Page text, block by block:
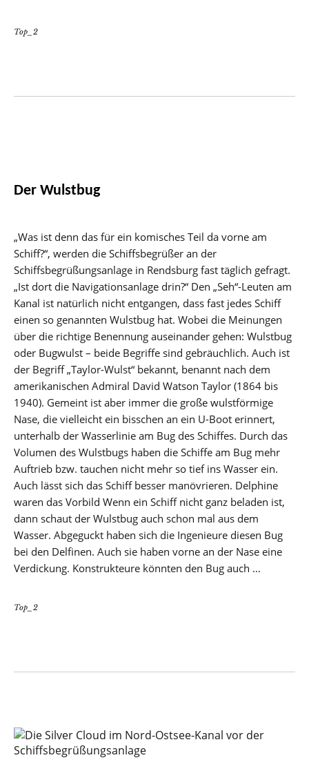
Top_2
Der Wulstbug
„Was ist denn das für ein komisches Teil da vorne am
Schiff?“, werden die Schiffsbegrüßer an der
Schiffsbegrüßungsanlage in Rendsburg fast täglich gefragt.
„Ist dort die Navigationsanlage drin?“ Den „Seh“-Leuten am
Kanal ist natürlich nicht entgangen, dass fast jedes Schiff
einen so genannten Wulstbug hat. Wobei die Meinungen
über die richtige Benennung auseinander gehen: Wulstbug
oder Bugwulst – beide Begriffe sind gebräuchlich. Auch ist
der Begriff „Taylor-Wulst“ bekannt, benannt nach dem
amerikanischen Admiral David Watson Taylor (1864 bis
1940). Gemeint ist aber immer die große wulstförmige
Nase, die vielleicht ein bisschen an ein U-Boot erinnert,
unterhalb der Wasserlinie am Bug des Schiffes. Durch das
Volumen des Wulstbugs haben die Schiffe am Bug mehr
Auftrieb bzw. tauchen nicht mehr so tief ins Wasser ein.
Auch lässt sich das Schiff besser manövrieren. Delphine
waren das Vorbild Wenn ein Schiff nicht ganz beladen ist,
dann schaut der Wulstbug auch schon mal aus dem
Wasser. Abgeguckt haben sich die Ingenieure diesen Bug
bei den Delfinen. Auch sie haben vorne an der Nase eine
Verdickung. Konstrukteure könnten den Bug auch …
Top_2